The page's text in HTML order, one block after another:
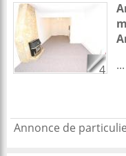
4
...
Annonce de